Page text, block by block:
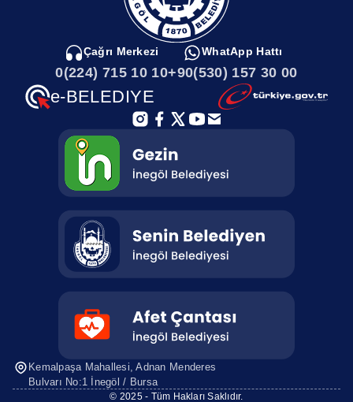
İnegölde Gezilecek Yerler
İnegöl Haritası
İlçemizi Tanıyalım
Afet Toplanma Alanları
Parklarımız
Aramızdan Ayrılanlar
Kent Konseyi
İnegölün Mutfağı
Çağrı Merkezi
0(224) 715 10 10
WhatApp Hattı
+90(530) 157 30 00
e-BELEDIYE
Kemalpaşa Mahallesi, Adnan Menderes
Bulvarı No:1 İnegöl / Bursa
© 2025 - Tüm Hakları Saklıdır.